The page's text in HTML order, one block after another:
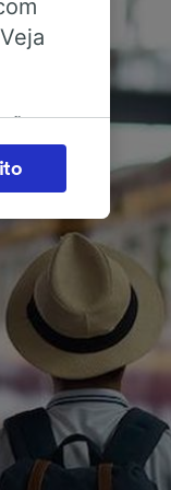
para
e não